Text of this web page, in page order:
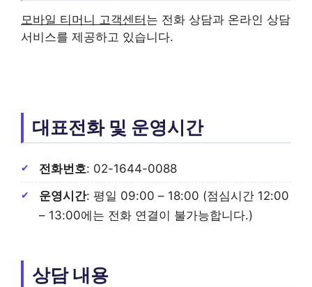
모바일 티머니 고객센터는 전화 상담과 온라인 상담
서비스를 제공하고 있습니다.
대표전화 및 운영시간
전화번호: 02-1644-0088
운영시간: 평일 09:00 – 18:00 (점심시간 12:00
– 13:00에는 전화 연결이 불가능합니다.)
상담 내용